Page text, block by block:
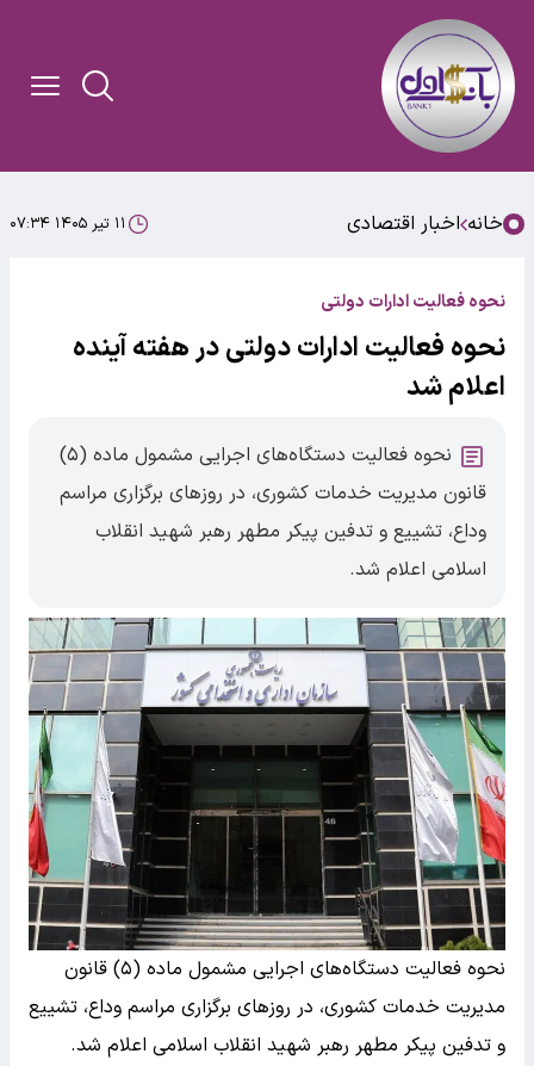
خانه اخبار اقتصادی ۱۱ تیر ۱۴۰۵ ۰۷:۳۴
نحوه فعالیت ادارات دولتی
نحوه فعالیت ادارات دولتی در هفته آینده
اعلام شد
نحوه فعالیت دستگاه‌های اجرایی مشمول ماده (۵)
قانون مدیریت خدمات کشوری، در روزهای برگزاری مراسم
وداع، تشییع و تدفین پیکر مطهر رهبر شهید انقلاب
اسلامی اعلام شد.
نحوه فعالیت دستگاه‌های اجرایی مشمول ماده (۵) قانون
مدیریت خدمات کشوری، در روزهای برگزاری مراسم وداع، تشییع
و تدفین پیکر مطهر رهبر شهید انقلاب اسلامی اعلام شد.